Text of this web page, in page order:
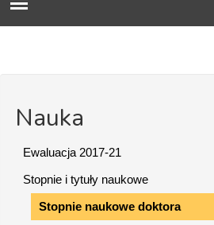
Nauka
Ewaluacja 2017-21
Stopnie i tytuły naukowe
Stopnie naukowe doktora